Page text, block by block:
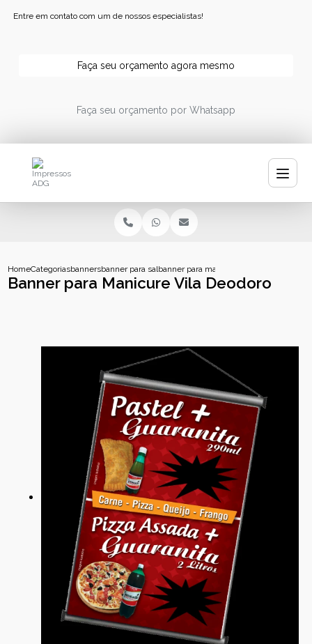
Entre em contato com um de nossos especialistas!
Faça seu orçamento agora mesmo
Faça seu orçamento por Whatsapp
HomeCategoriasbannersbanner para salaobanner para manicure vila deodoro
Banner para Manicure Vila Deodoro